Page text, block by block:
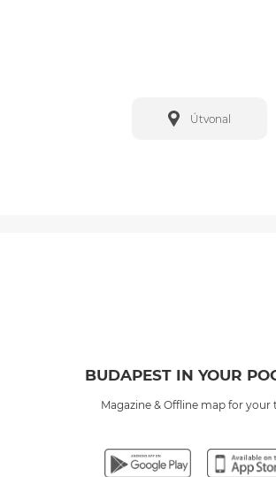
Útvonal
BUDAPEST IN YOUR
Magazine & Offline map for your